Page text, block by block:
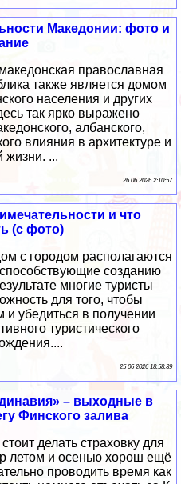
Македонии: фото и
православная
также является домом
населения и других
так ярко выражено
албанского,
влияния в архитектуре и
жизни. ...
26 06 2026 2:10:57
и что
(с фото)
с городом располагаются
созданию
многие туристы
для того, чтобы
и убедиться в получении
туристического
25 06 2026 18:58:39
– выходные в
Финского залива
делать страховку для
летом и осенью хорош ещё
проводить время как